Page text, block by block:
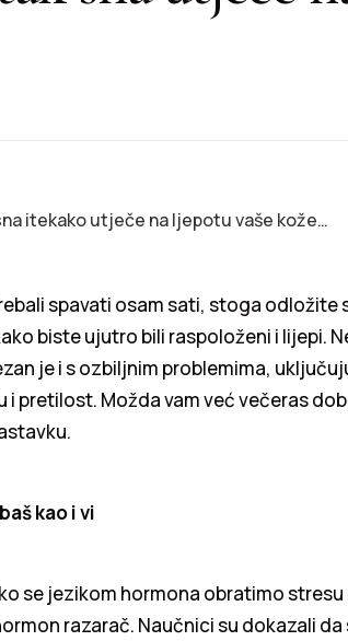
itekako utječe na ljepotu vaše kože…
spavati osam sati, stoga odložite
biste ujutro bili raspoloženi i lijepi.
je i s ozbiljnim problemima,
pretilost. Možda vam već večeras
kao i vi
se jezikom hormona obratimo
razarač. Naučnici su dokazali da